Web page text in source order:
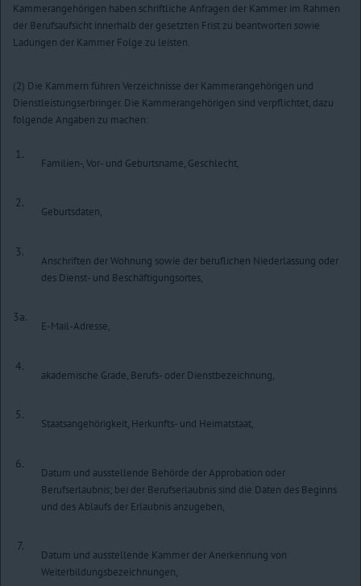
Kammerangehörigen haben schriftliche Anfragen der Kammer im Rahmen
der Berufsaufsicht innerhalb der gesetzten Frist zu beantworten sowie
Ladungen der Kammer Folge zu leisten.
(2) Die Kammern führen Verzeichnisse der Kammerangehörigen und
Dienstleistungserbringer. Die Kammerangehörigen sind verpflichtet, dazu
folgende Angaben zu machen:
1.
Familien-, Vor- und Geburtsname, Geschlecht,
2.
Geburtsdaten,
3.
Anschriften der Wohnung sowie der beruflichen Niederlassung oder
des Dienst- und Beschäftigungsortes,
3a.
E-Mail-Adresse,
4.
akademische Grade, Berufs- oder Dienstbezeichnung,
5.
Staatsangehörigkeit, Herkunfts- und Heimatstaat,
6.
Datum und ausstellende Behörde der Approbation oder
Berufserlaubnis; bei der Berufserlaubnis sind die Daten des Beginns
und des Ablaufs der Erlaubnis anzugeben,
7.
Datum und ausstellende Kammer der Anerkennung von
Weiterbildungsbezeichnungen,